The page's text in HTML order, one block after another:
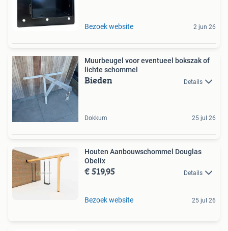
Bezoek website 2 jun 26
Muurbeugel voor eventueel bokszak of
lichte schommel
Bieden Details
Dokkum 25 jul 26
Houten Aanbouwschommel Douglas
Obelix
€ 519,95 Details
Bezoek website 25 jul 26